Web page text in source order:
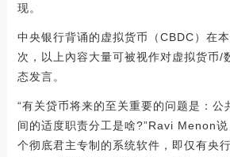
现。
中央银行背诵的虚拟货币（CBDC）在
次，以上內容大量可被视作对虚拟货币/
态发言。
“有关贷币将来的至关重要的问题是：公
间的适度职责分工是啥?”Ravi Menon
个彻底君主专制的系统软件，即仅有央